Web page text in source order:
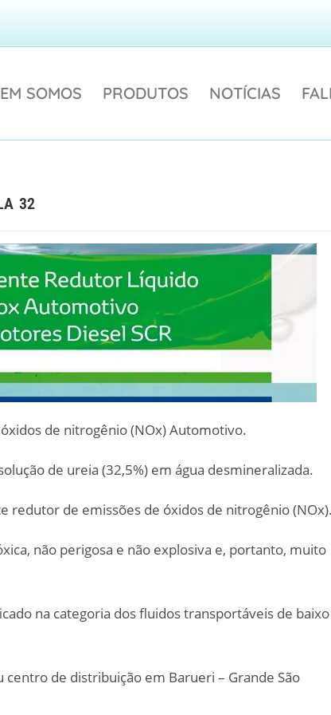
SOMOS PRODUTOS NOTÍCIAS
32
de nitrogênio (NOx) Automotivo.
de ureia (32,5%) em água desmineralizada.
redutor de emissões de óxidos de nitrogênio
não perigosa e não explosiva e, portanto, muito
na categoria dos fluidos transportáveis de baixo
centro de distribuição em Barueri – Grande São